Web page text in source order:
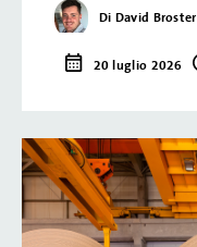
Di David Broster
20 luglio 2026